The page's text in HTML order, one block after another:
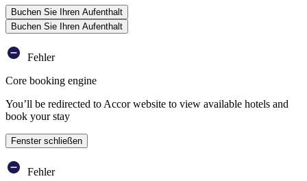
Buchen Sie Ihren Aufenthalt
Buchen Sie Ihren Aufenthalt
Fehler
Core booking engine
You’ll be redirected to Accor website to view available hotels and
book your stay
Fenster schließen
Fehler